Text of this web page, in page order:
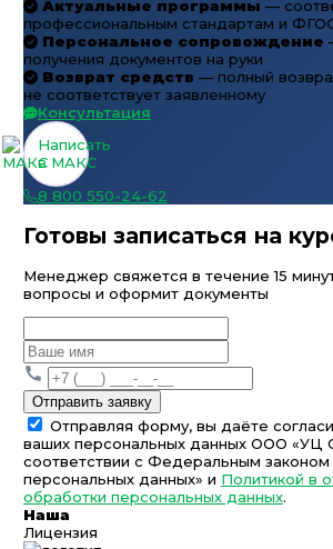
Актуальные программы —
профессиональным стандартам и
Персональное сопровождение
получения документов на руки
Возврат средств — полный
не соответствует заявленному
Консультация
Написать
в МАКС
8 800 550-24-62
Готовы записаться на
Менеджер свяжется в течение 15
вопросы и оформит документы
Отправить заявку
Отправляя форму, вы даёте
ваших персональных данных ООО «УЦ
соответствии с Федеральным
персональных данных» и Политикой в
обработки персональных данных.
Наша
Лицензия